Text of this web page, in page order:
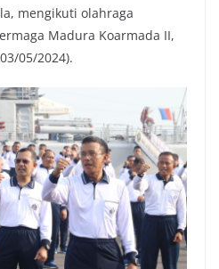
mengikuti olahraga
Madura Koarmada II,
05/2024).